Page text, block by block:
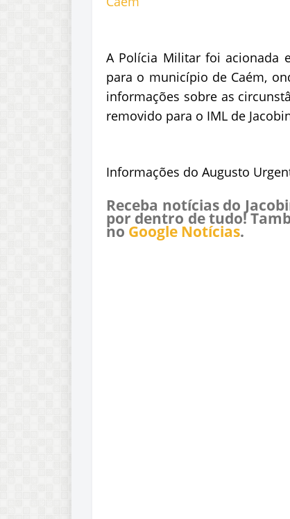
A Polícia Militar foi acionada
para o município de Caém,
informações sobre as
removido para o IML de
Informações do Augusto
Receba notícias do
por dentro de tudo!
no Google Notícias.